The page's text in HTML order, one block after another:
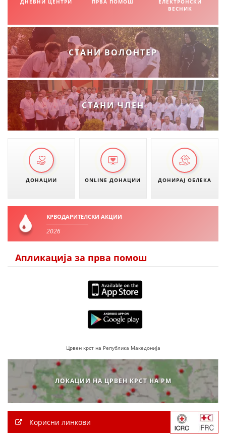
ДНЕВНИ ЦЕНТРИ ПРВА ПОМОШ
ЕЛЕКТРОНСКИ
ВЕСНИК
СТАНИ ВОЛОНТЕР
СТАНИ ЧЛЕН
ДОНАЦИИ ONLINE ДОНАЦИИ ДОНИРАЈ ОБЛЕКА
КРВОДАРИТЕЛСКИ АКЦИИ
2026
Апликација за прва помош
Црвен крст на Република Македонија
ЛОКАЦИИ НА ЦРВЕН КРСТ НА РМ
Корисни линкови